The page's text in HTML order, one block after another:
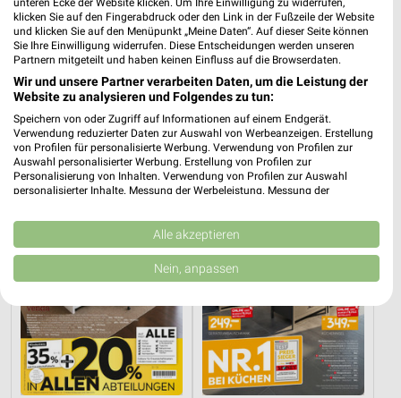
Hot Sommer Sale Wohnenpreishits
XXXLutz XXXLutz
unteren Ecke der Website klicken. Um Ihre Einwilligung zu widerrufen,
klicken Sie auf den Fingerabdruck oder den Link in der Fußzeile der Website
und klicken Sie auf den Menüpunkt „Meine Daten“. Auf dieser Seite können
Sie Ihre Einwilligung widerrufen. Diese Entscheidungen werden unseren
Partnern mitgeteilt und haben keinen Einfluss auf die Browserdaten.
Wir und unsere Partner verarbeiten Daten, um die Leistung der
Website zu analysieren und Folgendes zu tun:
Speichern von oder Zugriff auf Informationen auf einem Endgerät.
Verwendung reduzierter Daten zur Auswahl von Werbeanzeigen. Erstellung
von Profilen für personalisierte Werbung. Verwendung von Profilen zur
Auswahl personalisierter Werbung. Erstellung von Profilen zur
Personalisierung von Inhalten. Verwendung von Profilen zur Auswahl
personalisierter Inhalte. Messung der Werbeleistung. Messung der
Kombinationen von Daten aus verschiedenen Quellen. Entwicklung und
Verbesserung der Angebote. Verwendung reduzierter Daten zur Auswahl
von Inhalten.
Daten können außerhalb der Europäischen Union weitergegeben und in die
USA gesendet werden.
Website/App.
Partnerliste anzeigen (1 IAB-Anbieter)
Wir nutzen Ihre Daten für folgende Zwecke:
IAB-Verarbeitungszwecke:
Alle akzeptieren
Nein, anpassen